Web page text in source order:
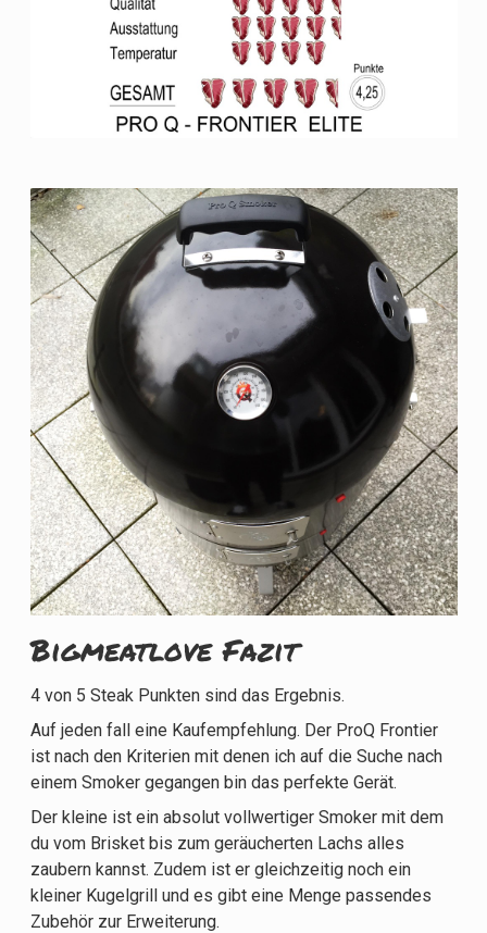
Bigmeatlove Fazit
4 von 5 Steak Punkten sind das Ergebnis.
Auf jeden fall eine Kaufempfehlung. Der ProQ Frontier
ist nach den Kriterien mit denen ich auf die Suche nach
einem Smoker gegangen bin das perfekte Gerät.
Der kleine ist ein absolut vollwertiger Smoker mit dem
du vom Brisket bis zum geräucherten Lachs alles
zaubern kannst. Zudem ist er gleichzeitig noch ein
kleiner Kugelgrill und es gibt eine Menge passendes
Zubehör zur Erweiterung.